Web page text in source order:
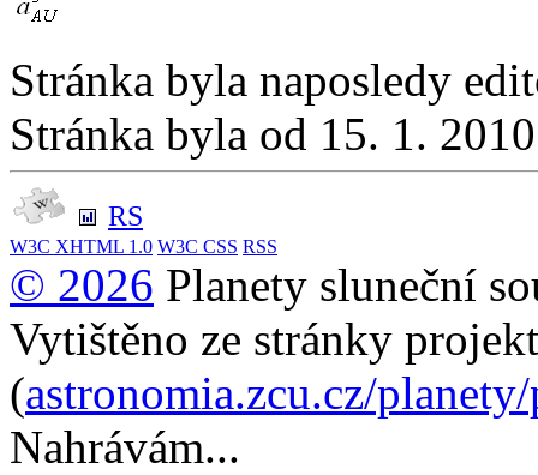
Stránka byla naposledy
Stránka byla od 15. 1.
RS
W3C XHTML 1.0 W3C CSS RSS
© 2026 Planety sluneční
Vytištěno ze stránky
(astronomia.zcu.cz/
Nahrávám...